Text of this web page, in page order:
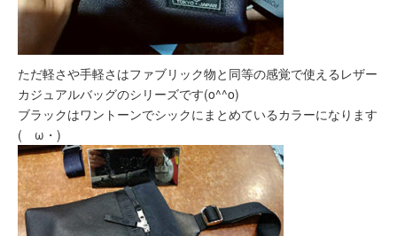
ただ軽さや手軽さはファブリック物と同等の感覚で使えるレザー
カジュアルバッグのシリーズです(o^^o)
ブラックはワントーンでシックにまとめているカラーになります
(ゝω・)